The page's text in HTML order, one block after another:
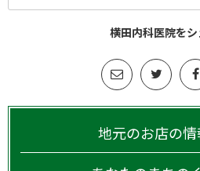
横田内科医院を
地元のお店の情